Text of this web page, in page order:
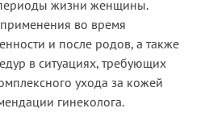
жизни женщины.
во время
и после родов, а также
в ситуациях, требующих
ухода за кожей
гинеколога.